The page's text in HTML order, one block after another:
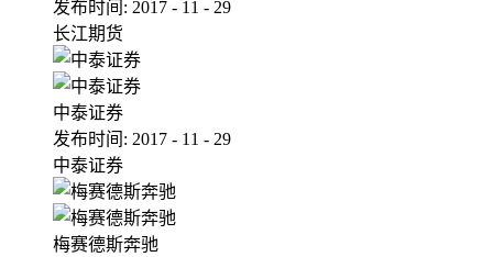
发布时间: 2017 - 11 - 29
长江期货
中泰证券
发布时间: 2017 - 11 - 29
中泰证券
梅赛德斯奔驰